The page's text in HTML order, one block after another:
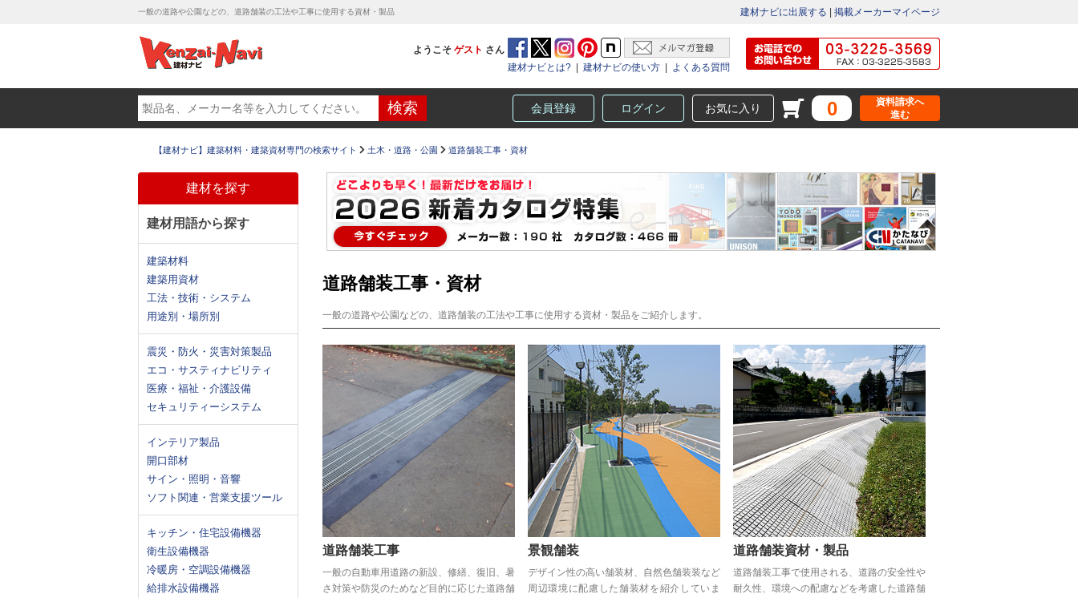
一般の道路や公園などの、道路舗装の工法や工事に使用する資材・製品 建材ナビに出展する 掲載メーカーマイページ
ようこそ ゲスト さん
建材ナビとは?
建材ナビの使い方 よくある質問
会員登録 ログイン お気に入り 0
資料請求へ
進む
【建材ナビ】建築材料・建築資材専門の検索サイト 土木・道路・公園 道路舗装工事・資材
建材を探す
建材用語から探す
建築材料
建築用資材
工法・技術・システム
用途別・場所別
震災・防火・災害対策製品
エコ・サスティナビリティ
医療・福祉・介護設備
セキュリティーシステム
インテリア製品
開口部材
サイン・照明・音響
ソフト関連・営業支援ツール
キッチン・住宅設備機器
衛生設備機器
冷暖房・空調設備機器
給排水設備機器
道路舗装工事・資材
一般の道路や公園などの、道路舗装の工法や工事に使用する資材・製品をご紹介します。
道路舗装工事
一般の自動車用道路の新設、修繕、復旧、暑
さ対策や防災のためなど目的に応じた道路舗
景観舗装
デザイン性の高い舗装材、自然色舗装装など
周辺環境に配慮した舗装材を紹介していま
道路舗装資材・製品
道路舗装工事で使用される、道路の安全性や
耐久性、環境への配慮などを考慮した道路舗